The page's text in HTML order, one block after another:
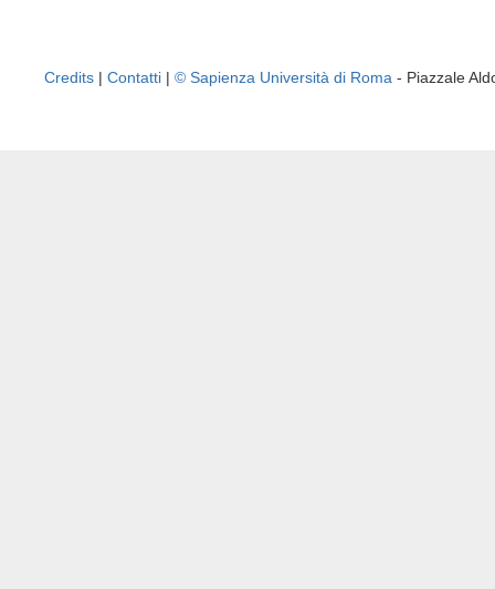
Credits | Contatti | © Sapienza Università di Roma - Piazzale